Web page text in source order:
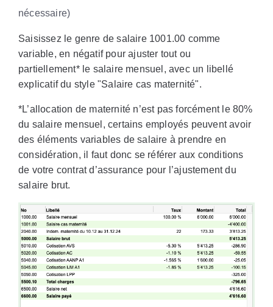
nécessaire)
Saisissez le genre de salaire 1001.00 comme
variable, en négatif pour ajuster tout ou
partiellement* le salaire mensuel, avec un libellé
explicatif du style "Salaire cas maternité".
*L’allocation de maternité n’est pas forcément le 80%
du salaire mensuel, certains employés peuvent avoir
des éléments variables de salaire à prendre en
considération, il faut donc se référer aux conditions
de votre contrat d’assurance pour l’ajustement du
salaire brut.